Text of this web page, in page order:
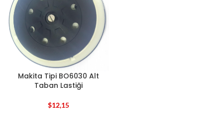
Makita Tipi BO6030 Alt
Taban Lastiği
$12,15